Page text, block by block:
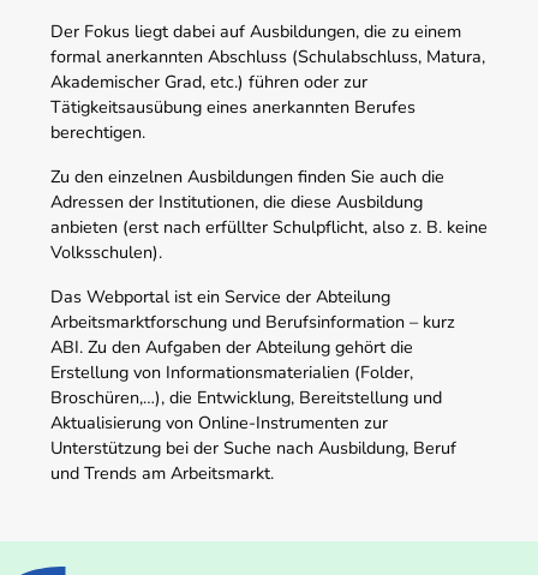
Der Fokus liegt dabei auf Ausbildungen, die zu einem
formal anerkannten Abschluss (Schulabschluss, Matura,
Akademischer Grad, etc.) führen oder zur
Tätigkeitsausübung eines anerkannten Berufes
berechtigen.
Zu den einzelnen Ausbildungen finden Sie auch die
Adressen der Institutionen, die diese Ausbildung
anbieten (erst nach erfüllter Schulpflicht, also z. B. keine
Volksschulen).
Das Webportal ist ein Service der Abteilung
Arbeitsmarktforschung und Berufsinformation – kurz
ABI. Zu den Aufgaben der Abteilung gehört die
Erstellung von Informationsmaterialien (Folder,
Broschüren,…), die Entwicklung, Bereitstellung und
Aktualisierung von Online-Instrumenten zur
Unterstützung bei der Suche nach Ausbildung, Beruf
und Trends am Arbeitsmarkt.